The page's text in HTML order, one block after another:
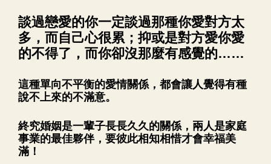
談過戀愛的你一定談過那種你愛對方太
多，而自己心很累；抑或是對方愛你愛
的不得了，而你卻沒那麼有感覺的……
這種單向不平衡的愛情關係，都會讓人覺得有種
說不上來的不滿意。
終究婚姻是一輩子長長久久的關係，兩人是家庭
事業的最佳夥伴，要彼此相知相惜才會幸福美
滿！